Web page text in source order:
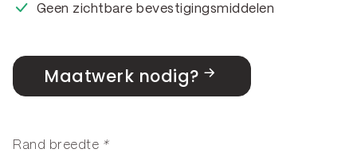
Geen zichtbare bevestigingsmiddelen
Maatwerk nodig?
Rand breedte *